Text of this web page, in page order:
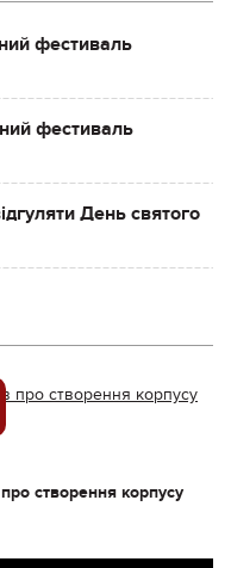
фестиваль
фестиваль
День святого
створення корпусу